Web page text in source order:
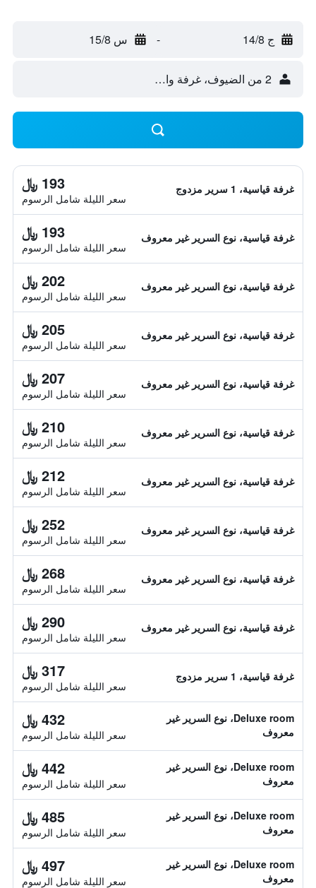
ج 14/8 - س 15/8
2 من الضيوف، غرفة واحدة
غرفة قياسية، 1 سرير مزدوج 193 ﷼
سعر الليلة شامل الرسوم
غرفة قياسية، نوع السرير غير معروف 193 ﷼
سعر الليلة شامل الرسوم
غرفة قياسية، نوع السرير غير معروف 202 ﷼
سعر الليلة شامل الرسوم
غرفة قياسية، نوع السرير غير معروف 205 ﷼
سعر الليلة شامل الرسوم
غرفة قياسية، نوع السرير غير معروف 207 ﷼
سعر الليلة شامل الرسوم
غرفة قياسية، نوع السرير غير معروف 210 ﷼
سعر الليلة شامل الرسوم
غرفة قياسية، نوع السرير غير معروف 212 ﷼
سعر الليلة شامل الرسوم
غرفة قياسية، نوع السرير غير معروف 252 ﷼
سعر الليلة شامل الرسوم
غرفة قياسية، نوع السرير غير معروف 268 ﷼
سعر الليلة شامل الرسوم
غرفة قياسية، نوع السرير غير معروف 290 ﷼
سعر الليلة شامل الرسوم
غرفة قياسية، 1 سرير مزدوج 317 ﷼
سعر الليلة شامل الرسوم
Deluxe room، نوع السرير غير
معروف
432 ﷼
سعر الليلة شامل الرسوم
Deluxe room، نوع السرير غير
معروف
442 ﷼
سعر الليلة شامل الرسوم
Deluxe room، نوع السرير غير
معروف
485 ﷼
سعر الليلة شامل الرسوم
Deluxe room، نوع السرير غير
معروف
497 ﷼
سعر الليلة شامل الرسوم